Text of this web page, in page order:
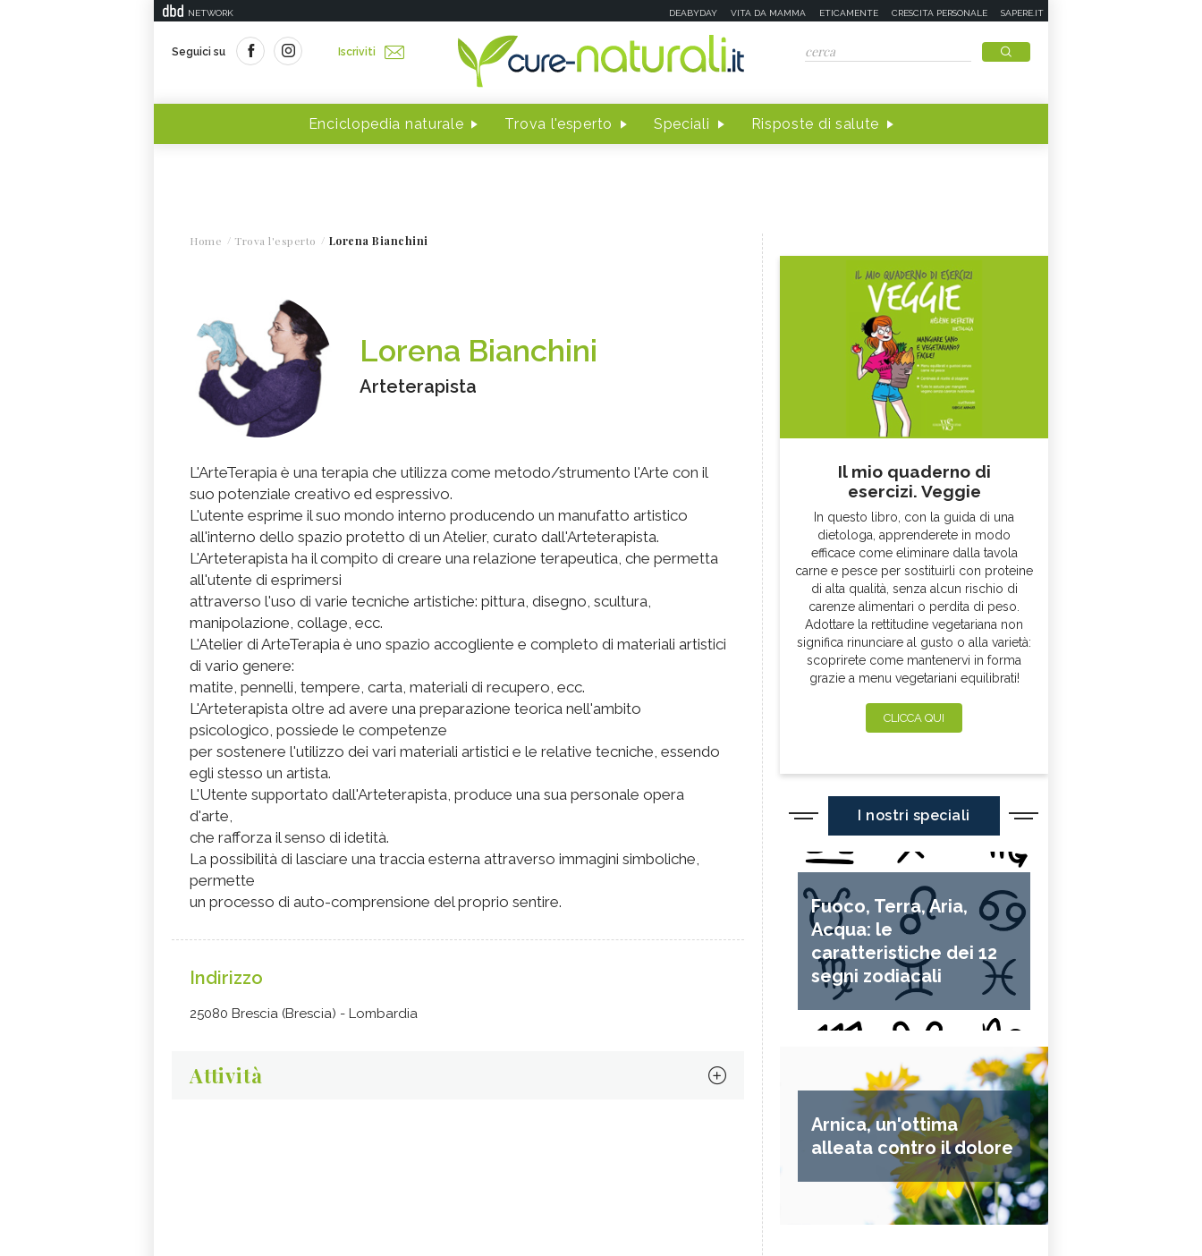
NETWORK DEABYDAY VITA DA MAMMA ETICAMENTE CRESCITA PERSONALE SAPERE.IT
Seguici su Iscriviti
Enciclopedia naturale Trova l'esperto Speciali Risposte di salute
Home Trova l'esperto Lorena Bianchini
Lorena Bianchini
Arteterapista
L'ArteTerapia è una terapia che utilizza come metodo/strumento l'Arte con il
suo potenziale creativo ed espressivo.
L'utente esprime il suo mondo interno producendo un manufatto artistico
all'interno dello spazio protetto di un Atelier, curato dall'Arteterapista.
L'Arteterapista ha il compito di creare una relazione terapeutica, che permetta
all'utente di esprimersi
attraverso l'uso di varie tecniche artistiche: pittura, disegno, scultura,
manipolazione, collage, ecc.
L'Atelier di ArteTerapia è uno spazio accogliente e completo di materiali artistici
di vario genere:
matite, pennelli, tempere, carta, materiali di recupero, ecc.
L'Arteterapista oltre ad avere una preparazione teorica nell'ambito
psicologico, possiede le competenze
per sostenere l'utilizzo dei vari materiali artistici e le relative tecniche, essendo
egli stesso un artista.
L'Utente supportato dall'Arteterapista, produce una sua personale opera
d'arte,
che rafforza il senso di idetità.
La possibilità di lasciare una traccia esterna attraverso immagini simboliche,
permette
un processo di auto-comprensione del proprio sentire.
Indirizzo
25080 Brescia (Brescia) - Lombardia
Attività
Il mio quaderno di
esercizi. Veggie
In questo libro, con la guida di una
dietologa, apprenderete in modo
efficace come eliminare dalla tavola
carne e pesce per sostituirli con proteine
di alta qualità, senza alcun rischio di
carenze alimentari o perdita di peso.
Adottare la rettitudine vegetariana non
significa rinunciare al gusto o alla varietà:
scoprirete come mantenervi in forma
grazie a menu vegetariani equilibrati!
CLICCA QUI
I nostri speciali
Fuoco, Terra, Aria,
Acqua: le
caratteristiche dei 12
segni zodiacali
Arnica, un'ottima
alleata contro il dolore